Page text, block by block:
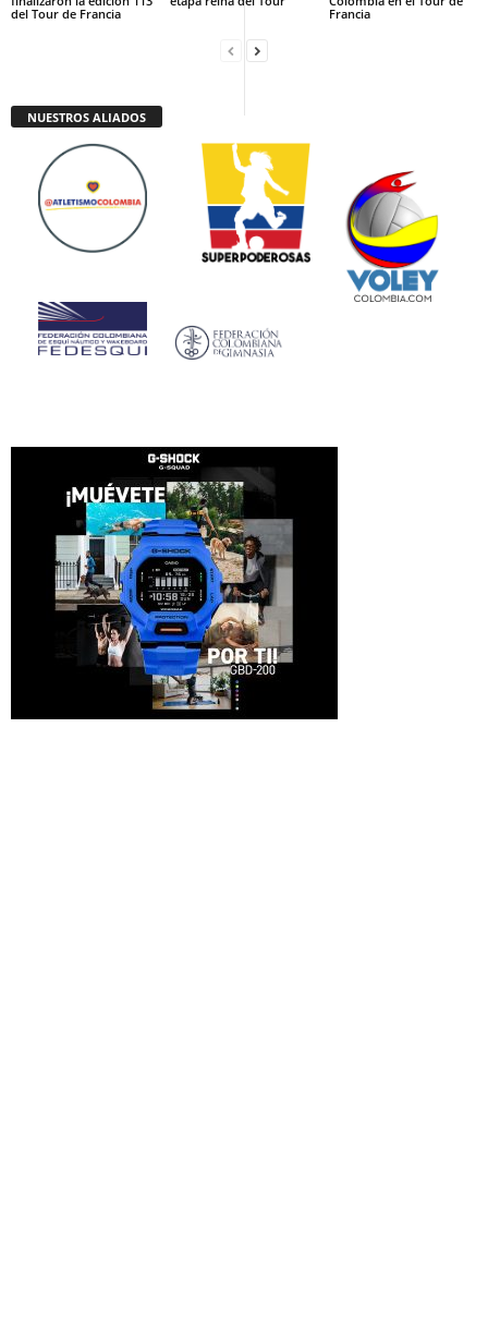
del Tour de Francia
Francia
NUESTROS ALIADOS